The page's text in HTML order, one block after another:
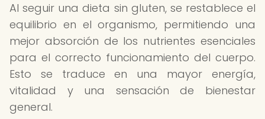
Al seguir una dieta sin gluten, se restablece el
equilibrio en el organismo, permitiendo una
mejor absorción de los nutrientes esenciales
para el correcto funcionamiento del cuerpo.
Esto se traduce en una mayor energía,
vitalidad y una sensación de bienestar
general.